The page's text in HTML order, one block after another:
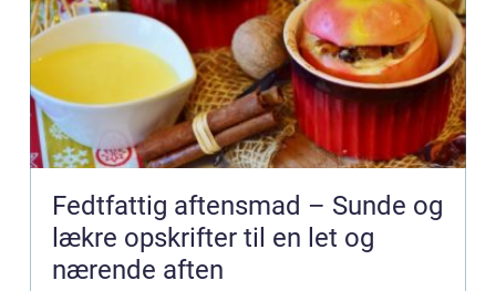
Fedtfattig aftensmad – Sunde og
lækre opskrifter til en let og
nærende aften